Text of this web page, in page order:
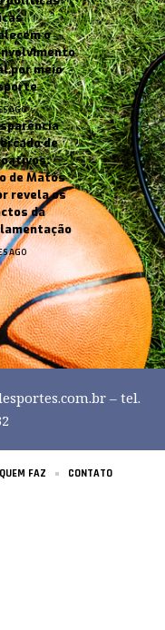
o
por meio
AGO
de
de Matos
revela os
da
AGO
– tel.
QUEM FAZ CONTATO